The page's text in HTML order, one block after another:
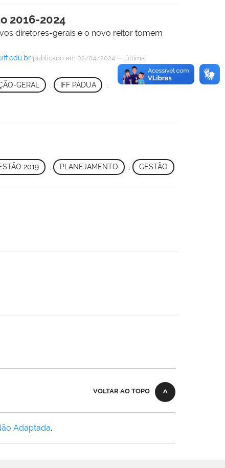
2016-2024
diretores-gerais e o novo reitor tomem
publicado em 02/04/2024 — última
GERAL IFF PÁDUA
2019 , PLANEJAMENTO , GESTÃO
VOLTAR AO TOPO
Adaptada.